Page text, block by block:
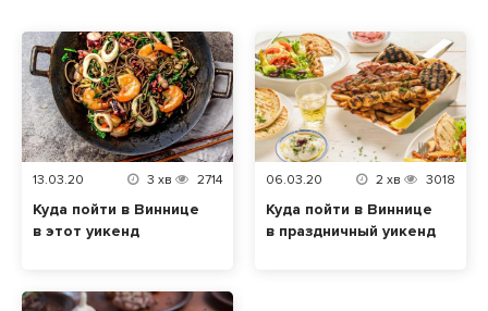
13.03.20 3 хв 2714
Куда пойти в Виннице
в этот уикенд
06.03.20 2 хв 3018
Куда пойти в Виннице
в праздничный уикенд